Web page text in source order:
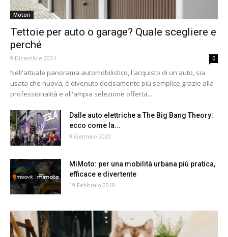
Motori
Tettoie per auto o garage? Quale scegliere e
perché
9 Dicembre 2024 0
Nell'attuale panorama automobilistico, l'acquisto di un'auto, sia
usata che nuova, è divenuto decisamente più semplice grazie alla
professionalità e all'ampia selezione offerta...
Dalle auto elettriche a The Big Bang Theory:
ecco come la...
9 Gennaio 2020
MiMoto: per una mobilità urbana più pratica,
efficace e divertente
19 Febbraio 2019